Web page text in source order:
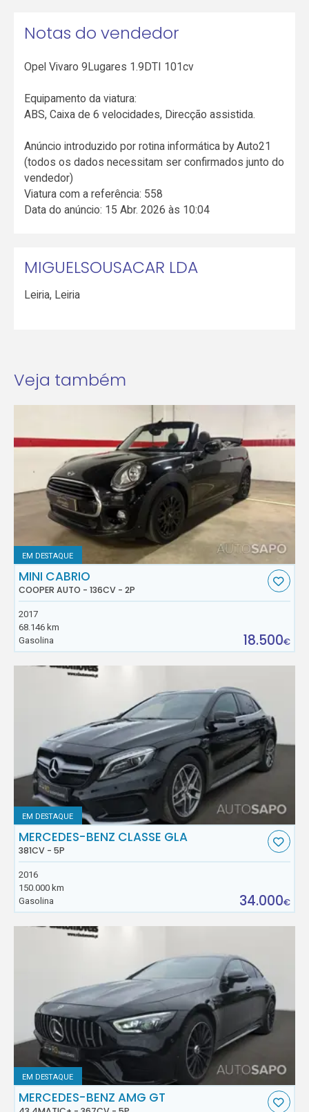
Notas do vendedor
Opel Vivaro 9Lugares 1.9DTI 101cv
Equipamento da viatura:
ABS, Caixa de 6 velocidades, Direcção assistida.
Anúncio introduzido por rotina informática by Auto21
(todos os dados necessitam ser confirmados junto do
vendedor)
Viatura com a referência: 558
Data do anúncio: 15 Abr. 2026 às 10:04
MIGUELSOUSACAR LDA
Leiria, Leiria
Veja também
EM DESTAQUE
MINI CABRIO
COOPER AUTO - 136CV - 2P
2017
68.146 km
Gasolina
18.500€
EM DESTAQUE
MERCEDES-BENZ CLASSE GLA
381CV - 5P
2016
150.000 km
Gasolina
34.000€
EM DESTAQUE
MERCEDES-BENZ AMG GT